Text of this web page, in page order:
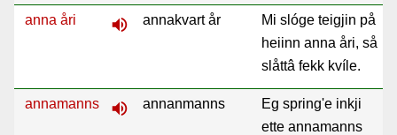
anna åri volume_up annakvart år
Mi slóge teigjin på
heiinn anna åri, så
slåttâ fekk kvíle.
annamanns volume_up annanmanns
Eg spring'e inkji
ette annamanns